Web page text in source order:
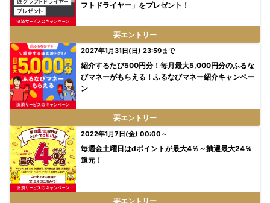
フトドライヤー」をプレゼント！
要エントリー
2027年1月31日(日) 23:59まで
紹介するたび500円分！毎月最大5,000円分のふるな
びマネーがもらえる！ふるなびマネー紹介キャンペー
ン
要エントリー
2022年1月7日(金) 00:00～
毎週金土曜日はdポイントが最大4％～抽選最大24％
還元！
要エントリー